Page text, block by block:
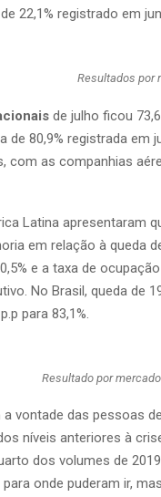
22,1% registrado em
Resultados por
de julho ficou
80,9% registrada em
com as companhias
Latina apresentaram
em relação à queda
e a taxa de
No Brasil, queda de
para 83,1%.
Resultado por
vontade das pessoas
níveis anteriores à
dos volumes de
onde puderam ir,